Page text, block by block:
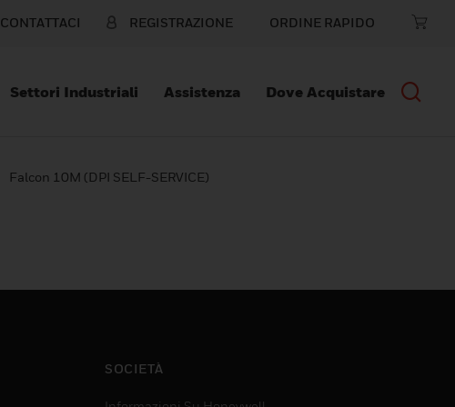
CONTATTACI REGISTRAZIONE ORDINE RAPIDO
Settori Industriali Assistenza Dove Acquistare
Falcon 10M (DPI SELF-SERVICE)
SOCIETÀ